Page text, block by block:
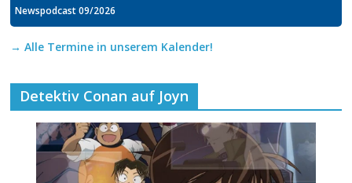
Newspodcast 09/2026
→ Alle Termine in unserem Kalender!
Detektiv Conan auf Joyn